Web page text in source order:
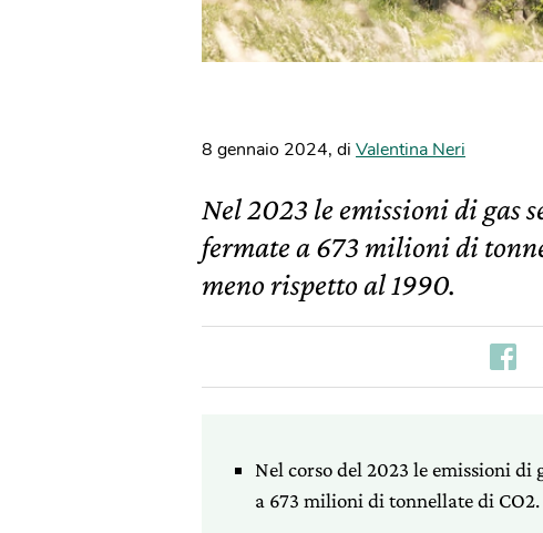
8 gennaio 2024, di Valentina Neri
Nel 2023 le emissioni di gas
fermate a 673 milioni di
meno rispetto al 1990.
Nel corso del 2023 le emissioni di
a 673 milioni di tonnellate di CO2.